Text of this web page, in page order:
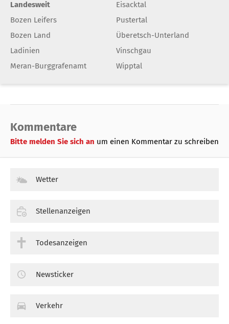
Landesweit
Bozen Leifers
Bozen Land
Ladinien
Meran-Burggrafenamt
Eisacktal
Pustertal
Überetsch-Unterland
Vinschgau
Wipptal
Kommentare
Bitte melden Sie sich an um einen Kommentar zu schreiben
Wetter
Stellenanzeigen
Todesanzeigen
Newsticker
Verkehr